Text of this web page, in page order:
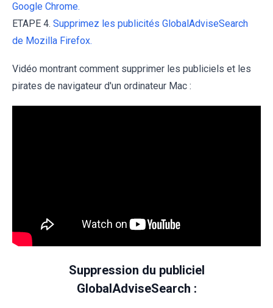
Google Chrome.
ETAPE 4. Supprimez les publicités GlobalAdviseSearch
de Mozilla Firefox.
Vidéo montrant comment supprimer les publiciels et les
pirates de navigateur d'un ordinateur Mac :
Suppression du publiciel
GlobalAdviseSearch :